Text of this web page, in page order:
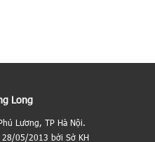
Long
Lương, TP Hà Nội.
28/05/2013 bởi Sở KH